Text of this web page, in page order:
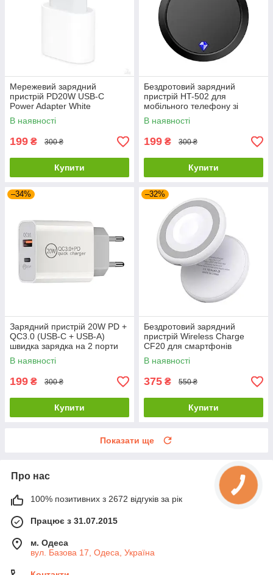
Мережевий зарядний
пристрій PD20W USB-C
Power Adapter White
В наявності
199 ₴ 300 ₴
Купити
Бездротовий зарядний
пристрій HT-502 для
мобільного телефону зі
швидкою зарядкою 15 Вт
Чорний
В наявності
199 ₴ 300 ₴
Купити
–34%
Зарядний пристрій 20W PD +
QC3.0 (USB-C + USB-A)
швидка зарядка на 2 порти
EU вилка
В наявності
199 ₴ 300 ₴
Купити
–32%
Бездротовий зарядний
пристрій Wireless Charge
CF20 для смартфонів
MagSafe 15W
В наявності
375 ₴ 550 ₴
Купити
Показати ще
Про нас
100% позитивних з 2672 відгуків за рік
Працює з 31.07.2015
м. Одеса
вул. Базова 17, Одеса, Україна